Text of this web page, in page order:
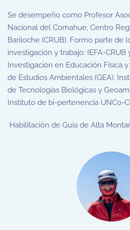
Se desempeño como Profesor
Nacional del Comahue, Centro
Bariloche (CRUB). Formo parte de
investigación y trabajo: IEFA-CRUB
Investigación en Educación Física
de Estudios Ambientales (GEA).
de Tecnologías Biológicas y
Instituto de bi-pertenencia UNCo-
Habilitación de Guía de Alta